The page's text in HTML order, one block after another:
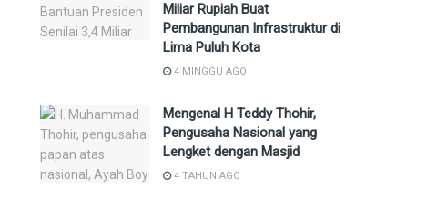
Miliar Rupiah Buat
Pembangunan Infrastruktur di
Lima Puluh Kota
4 MINGGU AGO
Mengenal H Teddy Thohir,
Pengusaha Nasional yang
Lengket dengan Masjid
4 TAHUN AGO